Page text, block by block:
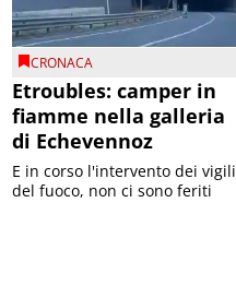
CRONACA
Etroubles: camper in
fiamme nella galleria
di Echevennoz
E in corso l'intervento dei vigili
del fuoco, non ci sono feriti